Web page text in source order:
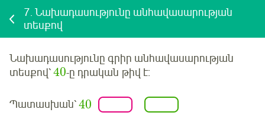
7. Նախադասությունը անհավասարության
տեսքով
Նախադասությունը գրիր անհավասարության
տեսքով՝40-ը դրական թիվ է:
Պատասխան՝40